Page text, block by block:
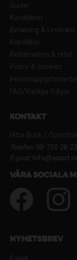
Guider
Kundtjänst
Betalning & Leverans
Köpvillkor
Reklamation & retur
Policy & cookies
FAQ/Vanliga frågor
Kontakt
Hitta Butik /
Telefon:08-720 28 22
E-post:
Våra sociala
Nyhetsbrev
E-post